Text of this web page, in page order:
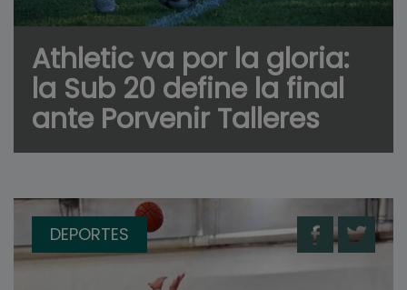
Athletic va por la gloria:
la Sub 20 define la final
ante Porvenir Talleres
DEPORTES